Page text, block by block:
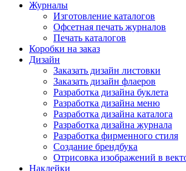
Журналы
Изготовление каталогов
Офсетная печать журналов
Печать каталогов
Коробки на заказ
Дизайн
Заказать дизайн листовки
Заказать дизайн флаеров
Разработка дизайна буклета
Разработка дизайна меню
Разработка дизайна каталога
Разработка дизайна журнала
Разработка фирменного стиля
Создание брендбука
Отрисовка изображений в
Наклейки